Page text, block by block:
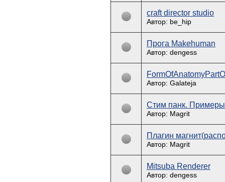
craft director studio
Автор: be_hip
Прога Мakehuman
Автор: dengess
Автор: Galateja
Стим панк.
Автор: Magrit
Плагин
Автор: Magrit
Mitsuba Renderer
Автор: dengess